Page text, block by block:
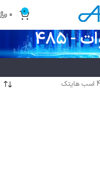
0
0
اینورتر 355 کیلو وات - 485